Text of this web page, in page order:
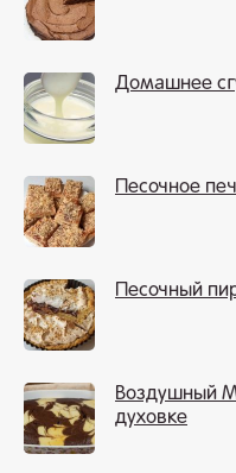
Домашнее
Песочное
Песочный
Воздушный
духовке